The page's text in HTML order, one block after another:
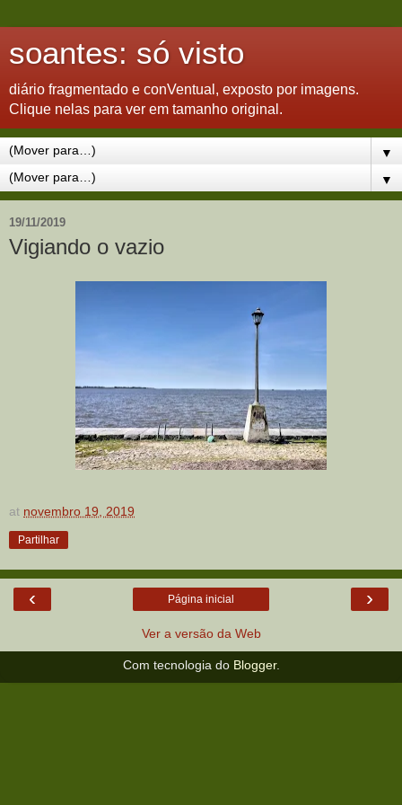
soantes: só visto
diário fragmentado e conVentual, exposto por imagens.
Clique nelas para ver em tamanho original.
▼
▼
19/11/2019
Vigiando o vazio
at novembro 19, 2019
Partilhar
‹ ›
Página inicial
Ver a versão da Web
Com tecnologia do Blogger.